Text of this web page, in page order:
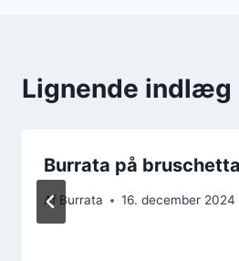
Lignende indlæg
Burrata på
Af Burrata 16. december 2024